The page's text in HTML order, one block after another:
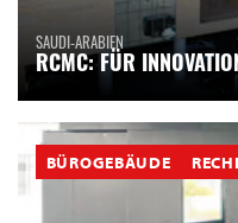
SAUDI-ARABIEN
RCMC: FÜR
BÜROGEBÄUDE